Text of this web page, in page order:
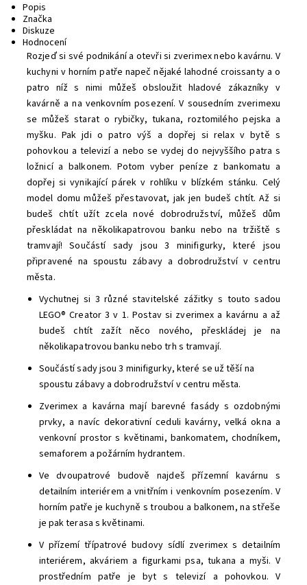
Popis
Značka
Diskuze
Hodnocení
Rozjeď si své podnikání a otevři si zverimex nebo kavárnu. V
kuchyni v horním patře napeč nějaké lahodné croissanty a o
patro níž s nimi můžeš obsloužit hladové zákazníky v
kavárně a na venkovním posezení. V sousedním zverimexu
se můžeš starat o rybičky, tukana, roztomilého pejska a
myšku. Pak jdi o patro výš a dopřej si relax v bytě s
pohovkou a televizí a nebo se vydej do nejvyššího patra s
ložnicí a balkonem. Potom vyber peníze z bankomatu a
dopřej si vynikající párek v rohlíku v blízkém stánku. Celý
model domu můžeš přestavovat, jak jen budeš chtít. Až si
budeš chtít užít zcela nové dobrodružství, můžeš dům
přeskládat na několikapatrovou banku nebo na tržiště s
tramvají!Součástí sady jsou 3 minifigurky, které jsou
připravené na spoustu zábavy a dobrodružství v centru
města.
Vychutnej si 3 různé stavitelské zážitky s touto sadou
LEGO® Creator 3 v 1. Postav si zverimex a kavárnu a až
budeš chtít zažít něco nového, přeskládej je na
několikapatrovou banku nebo trh s tramvají.
Součástí sady jsou 3 minifigurky, které se už těší na
spoustu zábavy a dobrodružství v centru města.
Zverimex a kavárna mají barevné fasády s ozdobnými
prvky, a navíc dekorativní ceduli kavárny, velká okna a
venkovní prostor s květinami, bankomatem, chodníkem,
semaforem a požárním hydrantem.
Ve dvoupatrové budově najdeš přízemní kavárnu s
detailním interiérem a vnitřním i venkovním posezením. V
horním patře je kuchyně s troubou a balkonem, na střeše
je pak terasa s květinami.
V přízemí třípatrové budovy sídlí zverimex s detailním
interiérem, akváriem a figurkami psa, tukana a myši. V
prostředním patře je byt s televizí a pohovkou. V